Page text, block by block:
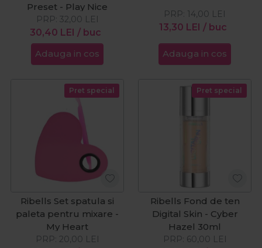
Preset - Play Nice
30,40 LEI / buc
PRP: 32,00 LEI
Adauga in cos
13,30 LEI / buc
PRP: 14,00 LEI
Adauga in cos
Pret special
Ribells Set spatula si
paleta pentru mixare -
My Heart
PRP: 20,00 LEI
Pret special
Ribells Fond de ten
Digital Skin - Cyber
Hazel 30ml
PRP: 60,00 LEI